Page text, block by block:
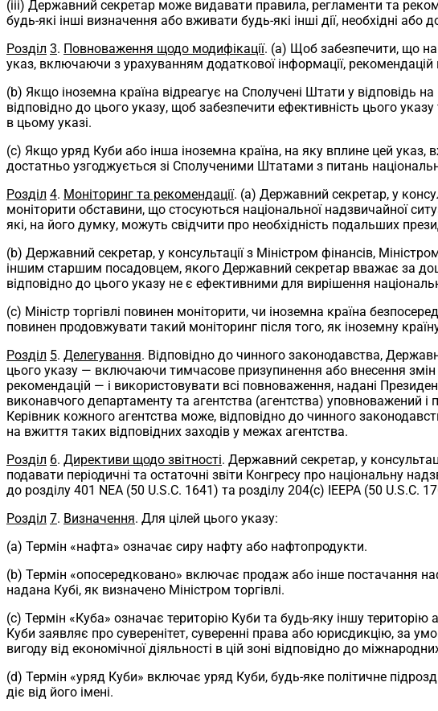
(iii) Державний секретар може видавати правила, регламенти та
будь-які інші визначення або вживати будь-які інші дії, необхідні або
Розділ 3. Повноваження щодо модифікації. (a) Щоб забезпечити, що
указ, включаючи з урахуванням додаткової інформації,
(b) Якщо іноземна країна відреагує на Сполучені Штати у відповідь
відповідно до цього указу, щоб забезпечити ефективність цього
в цьому указі.
(c) Якщо уряд Куби або інша іноземна країна, на яку вплине цей указ,
достатньо узгоджується зі Сполученими Штатами з питань
Розділ 4. Моніторинг та рекомендації. (a) Державний секретар, у
моніторити обставини, що стосуються національної надзвичайної
які, на його думку, можуть свідчити про необхідність подальших
(b) Державний секретар, у консультації з Міністром фінансів,
іншим старшим посадовцем, якого Державний секретар вважає за
відповідно до цього указу не є ефективними для вирішення
(c) Міністр торгівлі повинен моніторити, чи іноземна країна
повинен продовжувати такий моніторинг після того, як іноземну
Розділ 5. Делегування. Відповідно до чинного законодавства,
цього указу — включаючи тимчасове призупинення або внесення
рекомендацій — і використовувати всі повноваження, надані
виконавчого департаменту та агентства (агентства) уповноважений і
Керівник кожного агентства може, відповідно до чинного
на вжиття таких відповідних заходів у межах агентства.
Розділ 6. Директиви щодо звітності. Державний секретар, у
подавати періодичні та остаточні звіти Конгресу про національну
до розділу 401 NEA (50 U.S.C. 1641) та розділу 204(c) IEEPA (50 U.S.C.
Розділ 7. Визначення. Для цілей цього указу:
(a) Термін «нафта» означає сиру нафту або нафтопродукти.
(b) Термін «опосередковано» включає продаж або інше постачання
надана Кубі, як визначено Міністром торгівлі.
(c) Термін «Куба» означає територію Куби та будь-яку іншу
Куби заявляє про суверенітет, суверенні права або юрисдикцію, за
вигоду від економічної діяльності в цій зоні відповідно до
(d) Термін «уряд Куби» включає уряд Куби, будь-яке політичне
діє від його імені.